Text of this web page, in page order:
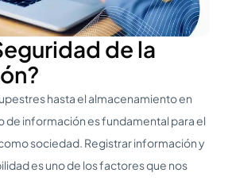
de la
hasta el almacenamiento en
de información es fundamental para el
sociedad. Registrar información y
es uno de los factores que nos